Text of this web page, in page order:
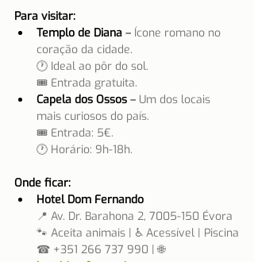
Para visitar:
Templo de Diana – Ícone romano no
coração da cidade.
🕐 Ideal ao pôr do sol.
🎟 Entrada gratuita.
Capela dos Ossos – Um dos locais
mais curiosos do país.
🎟 Entrada: 5€.
🕐 Horário: 9h-18h.
Onde ficar:
Hotel Dom Fernando
📍 Av. Dr. Barahona 2, 7005-150 Évora
🐾 Aceita animais | ♿ Acessível | Piscina
☎ +351 266 737 990 | 🌐